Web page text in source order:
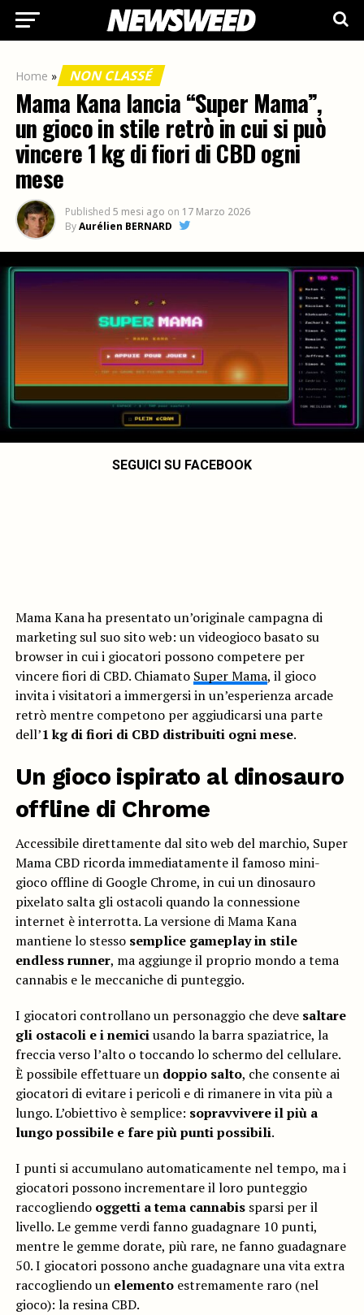
Home » NON CLASSÉ
Mama Kana lancia “Super Mama”,
un gioco in stile retrò in cui si può
vincere 1 kg di fiori di CBD ogni
mese
Published 5 mesi ago on 17 Marzo 2026
ByAurélien BERNARD
SEGUICI SU FACEBOOK
Mama Kana ha presentato un’originale campagna di
marketing sul suo sito web: un videogioco basato su
browser in cui i giocatori possono competere per
vincere fiori di CBD. Chiamato Super Mama, il gioco
invita i visitatori a immergersi in un’esperienza arcade
retrò mentre competono per aggiudicarsi una parte
dell’1 kg di fiori di CBD distribuiti ogni mese.
Un gioco ispirato al dinosauro
offline di Chrome
Accessibile direttamente dal sito web del marchio, Super
Mama CBD ricorda immediatamente il famoso mini-
gioco offline di Google Chrome, in cui un dinosauro
pixelato salta gli ostacoli quando la connessione
internet è interrotta. La versione di Mama Kana
mantiene lo stesso semplice gameplay in stile
endless runner, ma aggiunge il proprio mondo a tema
cannabis e le meccaniche di punteggio.
I giocatori controllano un personaggio che deve saltare
gli ostacoli e i nemiciusando la barra spaziatrice, la
freccia verso l’alto o toccando lo schermo del cellulare.
È possibile effettuare un doppio salto, che consente ai
giocatori di evitare i pericoli e di rimanere in vita più a
lungo. L’obiettivo è semplice: sopravvivere il più a
lungo possibile e fare più punti possibili.
I punti si accumulano automaticamente nel tempo, ma i
giocatori possono incrementare il loro punteggio
raccogliendo oggetti a tema cannabissparsi per il
livello. Le gemme verdi fanno guadagnare 10 punti,
mentre le gemme dorate, più rare, ne fanno guadagnare
50. I giocatori possono anche guadagnare una vita extra
raccogliendo un elementoestremamente raro (nel
gioco): la resina CBD.